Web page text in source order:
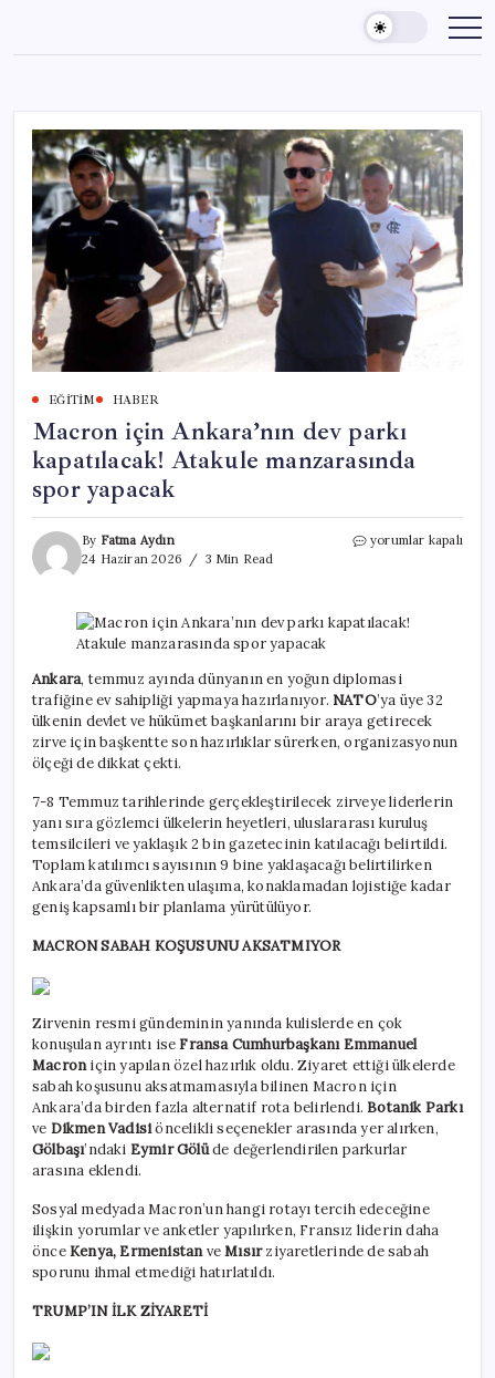
content
EĞITIM HABER
Macron için Ankara’nın dev parkı
kapatılacak! Atakule manzarasında
spor yapacak
By Fatma Aydın
24 Haziran 2026
3 Min Read
Macron
parkı
manzarasında
yapacak
için
yorumlar kapalı
Ankara, temmuz ayında dünyanın en yoğun diplomasi
trafiğine ev sahipliği yapmaya hazırlanıyor. NATO’ya üye 32
ülkenin devlet ve hükümet başkanlarını bir araya getirecek
zirve için başkentte son hazırlıklar sürerken, organizasyonun
ölçeği de dikkat çekti.
7-8 Temmuz tarihlerinde gerçekleştirilecek zirveye liderlerin
yanı sıra gözlemci ülkelerin heyetleri, uluslararası kuruluş
temsilcileri ve yaklaşık 2 bin gazetecinin katılacağı belirtildi.
Toplam katılımcı sayısının 9 bine yaklaşacağı belirtilirken
Ankara’da güvenlikten ulaşıma, konaklamadan lojistiğe kadar
geniş kapsamlı bir planlama yürütülüyor.
MACRON SABAH KOŞUSUNU AKSATMIYOR
Zirvenin resmi gündeminin yanında kulislerde en çok
konuşulan ayrıntı iseFransa Cumhurbaşkanı Emmanuel
Macroniçin yapılan özel hazırlık oldu. Ziyaret ettiği ülkelerde
sabah koşusunu aksatmamasıyla bilinen Macron için
Ankara’da birden fazla alternatif rota belirlendi.Botanik Parkı
ve Dikmen Vadisiöncelikli seçenekler arasında yer alırken,
Gölbaşı’ndaki Eymir Gölüde değerlendirilen parkurlar
arasına eklendi.
Sosyal medyada Macron’un hangi rotayı tercih edeceğine
ilişkin yorumlar ve anketler yapılırken, Fransız liderin daha
önceKenya, ErmenistanveMısırziyaretlerinde de sabah
sporunu ihmal etmediği hatırlatıldı.
TRUMP’IN İLK ZİYARETİ